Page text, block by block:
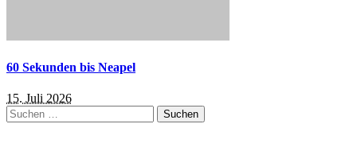
60 Sekunden bis Neapel
15. Juli 2026
Suchen
nach: